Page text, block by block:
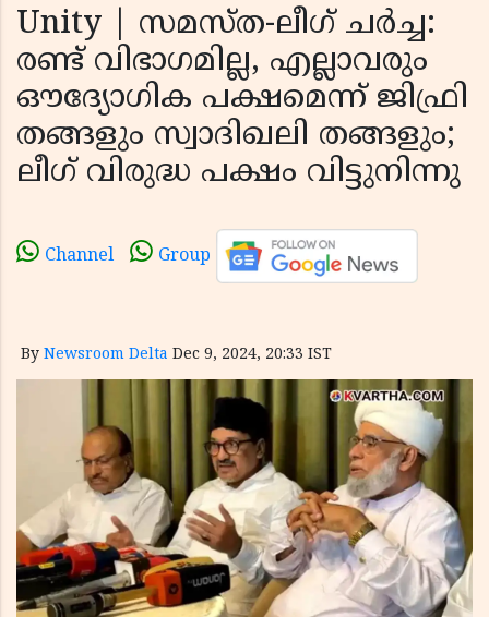
Unity | സമസ്ത-ലീഗ് ചർച്ച:
രണ്ട് വിഭാഗമില്ല, എല്ലാവരും
ഔദ്യോഗിക പക്ഷമെന്ന് ജിഫ്രി
തങ്ങളും സ്വാദിഖലി തങ്ങളും;
ലീഗ് വിരുദ്ധ പക്ഷം വിട്ടുനിന്നു
Channel Group
By Newsroom Delta Dec 9, 2024, 20:33 IST